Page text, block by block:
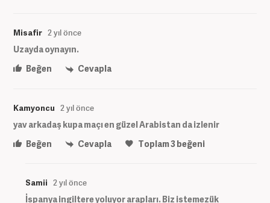
Misafir 2 yıl önce
Uzayda oynayın.
Beğen
Cevapla
Kamyoncu 2 yıl önce
yav arkadaş kupa maçı en güzel Arabistan da izlenir
Beğen
Cevapla Toplam3beğeni
Samii 2 yıl önce
İspanya ingiltere yoluyor arapları. Biz istemezük